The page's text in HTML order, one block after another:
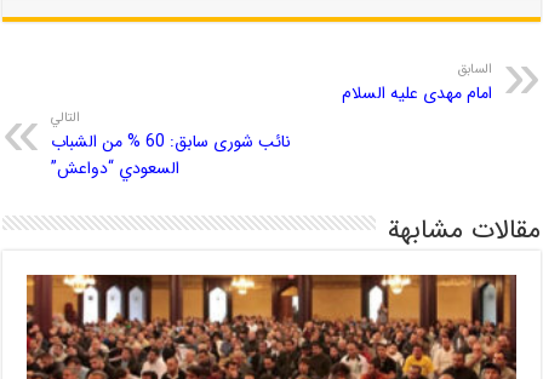
السابق
امام مهدی علیه السلام
التالي
نائب شورى سابق: 60 % من الشباب
السعودي “دواعش”
مقالات مشابهة